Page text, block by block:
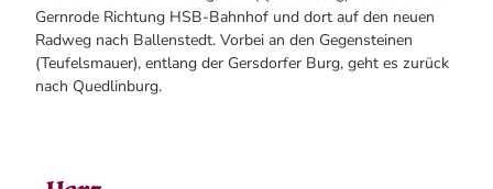
Gernrode Richtung HSB-Bahnhof und dort auf den neuen
Radweg nach Ballenstedt. Vorbei an den Gegensteinen
(Teufelsmauer), entlang der Gersdorfer Burg, geht es zurück
nach Quedlinburg.